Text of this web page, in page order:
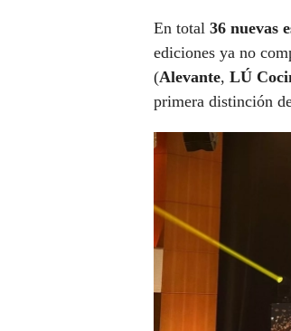
En total 36 nuevas
ediciones ya no
(Alevante, LÚ
primera distinción